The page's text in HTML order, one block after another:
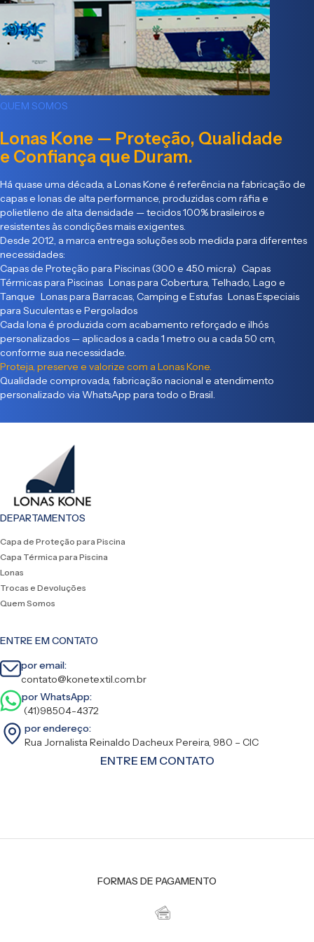
QUEM SOMOS
Lonas Kone — Proteção, Qualidade
e Confiança que Duram.
Há quase uma década, a Lonas Kone é referência na fabricação de
capas e lonas de alta performance, produzidas com ráfia e
polietileno de alta densidade — tecidos 100% brasileiros e
resistentes às condições mais exigentes.
Desde 2012, a marca entrega soluções sob medida para diferentes
necessidades:
Capas de Proteção para Piscinas (300 e 450 micra) Capas
Térmicas para Piscinas Lonas para Cobertura, Telhado, Lago e
Tanque Lonas para Barracas, Camping e Estufas Lonas Especiais
para Suculentas e Pergolados
Cada lona é produzida com acabamento reforçado e ilhós
personalizados — aplicados a cada 1 metro ou a cada 50 cm,
conforme sua necessidade.
Proteja, preserve e valorize com a Lonas Kone.
Qualidade comprovada, fabricação nacional e atendimento
personalizado via WhatsApp para todo o Brasil.
DEPARTAMENTOS
Capa de Proteção para Piscina
Capa Térmica para Piscina
Lonas
Trocas e Devoluções
Quem Somos
ENTRE EM CONTATO
por email:
contato@konetextil.com.br
por WhatsApp:
(41)98504-4372
por endereço:
Rua Jornalista Reinaldo Dacheux Pereira, 980 – CIC
ENTRE EM CONTATO
FORMAS DE PAGAMENTO